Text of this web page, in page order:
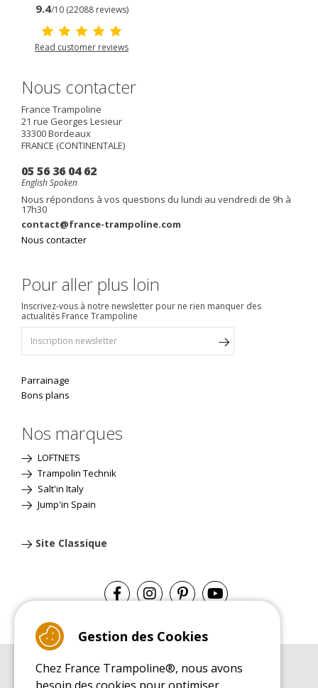
9.4/10 (22088 reviews)
Read customer reviews
Nous contacter
France Trampoline
21 rue Georges Lesieur
33300Bordeaux
FRANCE (CONTINENTALE)
05 56 36 04 62
English Spoken
Nous répondons à vos questions du lundi au vendredi de 9h à
17h30
contact@france-trampoline.com
Nous contacter
Pour aller plus loin
Inscrivez-vous à notre newsletter pour ne rien manquer des
actualités France Trampoline
Parrainage
Bons plans
Nos marques
LOFTNETS
Trampolin Technik
Salt'in Italy
Jump'in Spain
Site Classique
Gestion des Cookies
Chez France Trampoline®, nous avons